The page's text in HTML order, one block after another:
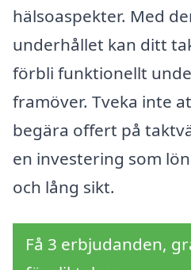
hälsoaspekter. Med
underhållet kan ditt
förbli funktionellt
framöver. Tveka inte
begära offert på
en investering som
och lång sikt.
Få 3 erbjudanden,